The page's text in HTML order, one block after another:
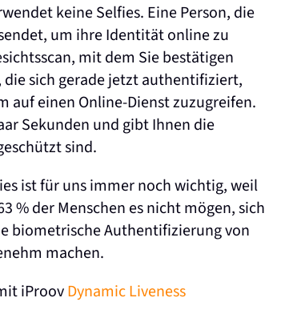
keine Selfies. Eine Person, die
um ihre Identität online zu
mit dem Sie bestätigen
die sich gerade jetzt authentifiziert,
auf einen Online-Dienst zuzugreifen.
Sekunden und gibt Ihnen die
sind.
ist für uns immer noch wichtig, weil
% der Menschen es nicht mögen, sich
biometrische Authentifizierung von
machen.
iProovDynamic Liveness